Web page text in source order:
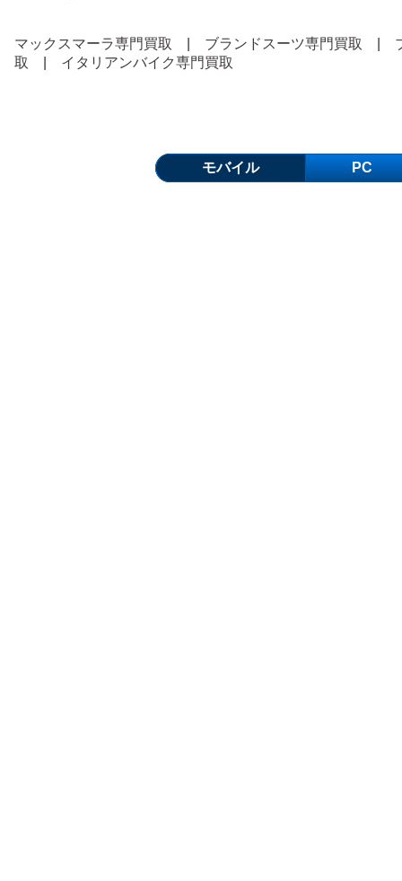
マックスマーラ専門買取 ブランドスーツ専門買取
取
イタリアンバイク専門買取
モバイル PC